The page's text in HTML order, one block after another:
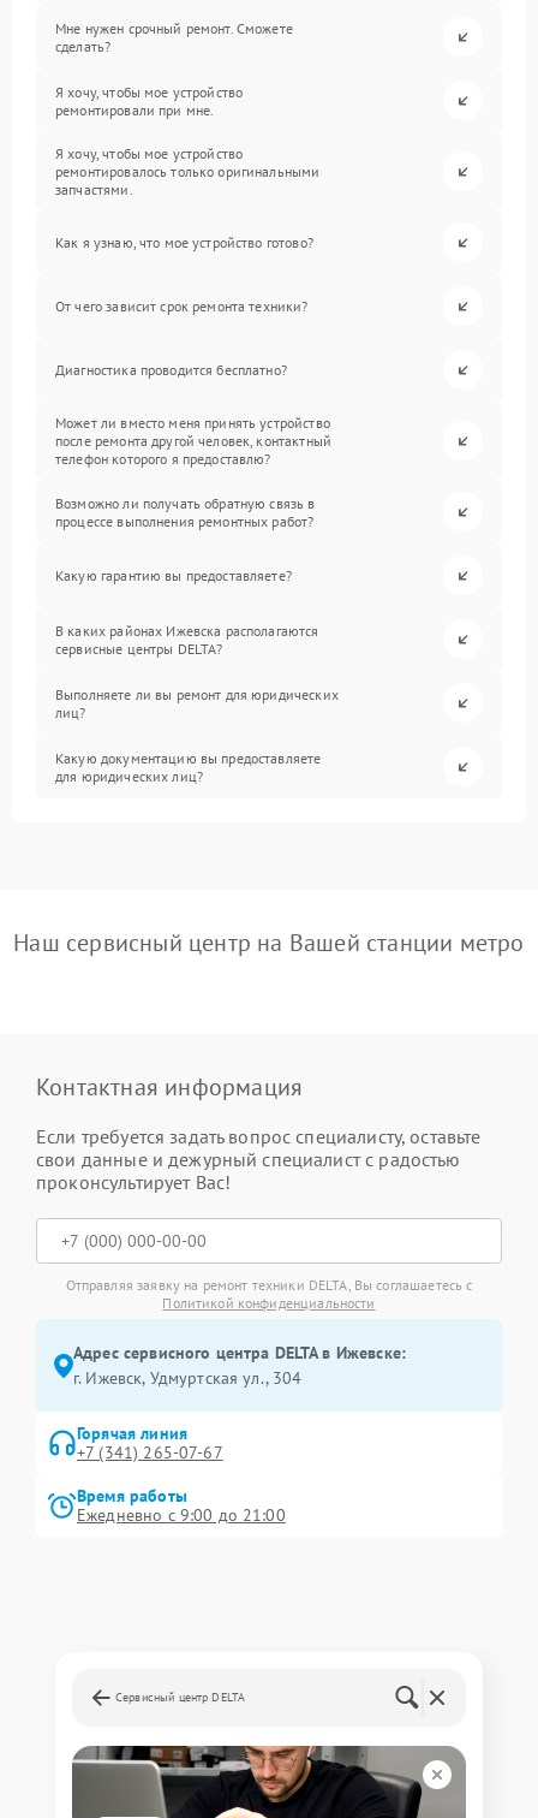
Мне нужен срочный ремонт. Сможете
сделать?
Я хочу, чтобы мое устройство
ремонтировали при мне.
Я хочу, чтобы мое устройство
ремонтировалось только оригинальными
запчастями.
Как я узнаю, что мое устройство готово?
От чего зависит срок ремонта техники?
Диагностика проводится бесплатно?
Может ли вместо меня принять устройство
после ремонта другой человек, контактный
телефон которого я предоставлю?
Возможно ли получать обратную связь в
процессе выполнения ремонтных работ?
Какую гарантию вы предоставляете?
В каких районах Ижевска располагаются
сервисные центры DELTA?
Выполняете ли вы ремонт для юридических
лиц?
Какую документацию вы предоставляете
для юридических лиц?
Наш сервисный центр на Вашей станции метро
Контактная информация
Если требуется задать вопрос специалисту, оставьте
свои данные и дежурный специалист с радостью
проконсультирует Вас!
Отправляя заявку на ремонт техники DELTA, Вы соглашаетесь с
Политикой конфиденциальности
Адрес сервисного центра DELTA в Ижевске:
г. Ижевск, Удмуртская ул., 304
Горячая линия
+7 (341) 265-07-67
Время работы
Ежедневно с 9:00 до 21:00
Сервисный центр DELTA